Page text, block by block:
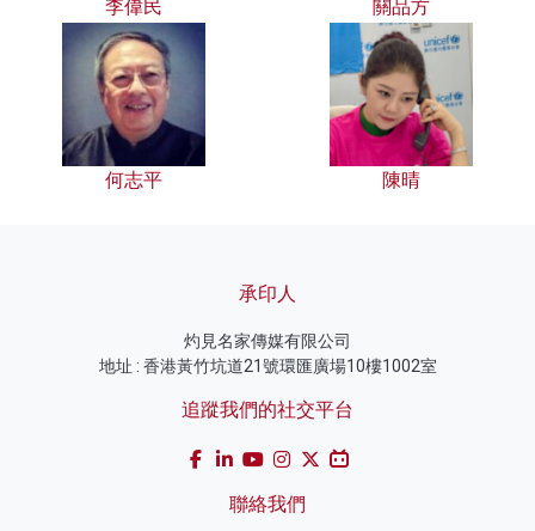
李偉民 關品方
何志平 陳晴
承印人
灼見名家傳媒有限公司
地址 : 香港黃竹坑道21號環匯廣場10樓1002室
追蹤我們的社交平台
聯絡我們